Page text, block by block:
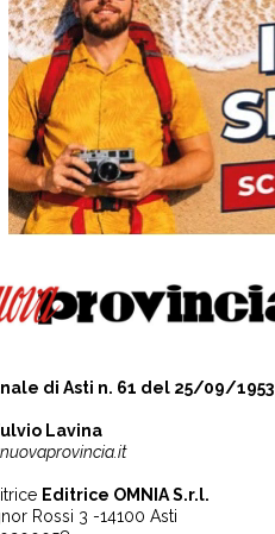
di Asti n. 61 del 25/09/1953
Lavina
Editrice OMNIA S.r.l.
Rossi 3 -14100 Asti